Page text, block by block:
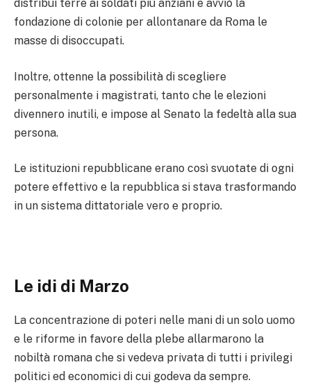
distribuì terre ai soldati più anziani e avviò la
fondazione di colonie per allontanare da Roma le
masse di disoccupati.
Inoltre, ottenne la possibilità di scegliere
personalmente i magistrati, tanto che le elezioni
divennero inutili, e impose al Senato la fedeltà alla sua
persona.
Le istituzioni repubblicane erano così svuotate di ogni
potere effettivo e la repubblica si stava trasformando
in un sistema dittatoriale vero e proprio.
Le idi di Marzo
La concentrazione di poteri nelle mani di un solo uomo
e le riforme in favore della plebe allarmarono la
nobiltà romana che si vedeva privata di tutti i privilegi
politici ed economici di cui godeva da sempre.